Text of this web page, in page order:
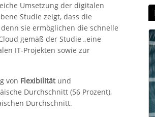
Umsetzung der digitalen
Studie zeigt, dass die
sie ermöglichen die schnelle
gemäß der Studie „eine
IT-Projekten sowie zur
von Flexibilität und
Durchschnitt (56 Prozent),
Durchschnitt.